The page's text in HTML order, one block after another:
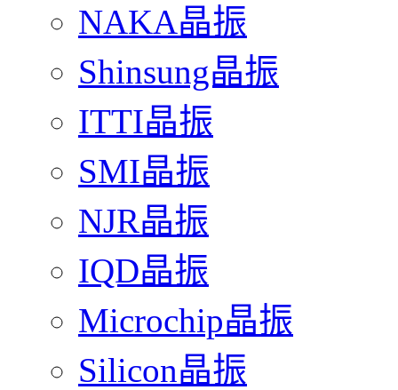
NAKA晶振
Shinsung晶振
ITTI晶振
SMI晶振
NJR晶振
IQD晶振
Microchip晶振
Silicon晶振